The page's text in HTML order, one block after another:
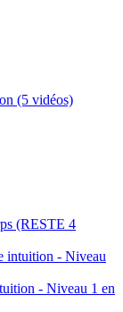
(5 vidéos)
(RESTE 4
intuition - Niveau
- Niveau 1 en